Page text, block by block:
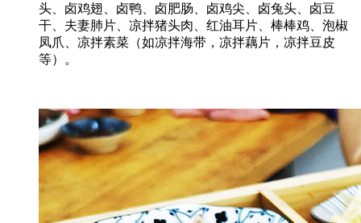
头、卤鸡翅、卤鸭、卤肥肠、卤鸡尖、卤兔头、卤豆
干、夫妻肺片、凉拌猪头肉、红油耳片、棒棒鸡、泡椒
凤爪、凉拌素菜（如凉拌海带，凉拌藕片，凉拌豆皮
等）。